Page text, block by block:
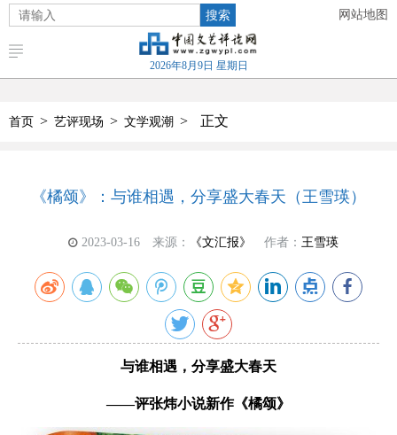
搜索 网站地图
2026年8月9日 星期日
首页 > 艺评现场 > 文学观潮 > 正文
《橘颂》：与谁相遇，分享盛大春天（王雪瑛）
2023-03-16 来源： 《文汇报》 作者： 王雪瑛
与谁相遇，分享盛大春天
——评张炜小说新作《橘颂》